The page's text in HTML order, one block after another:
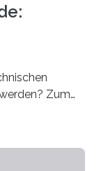
Zum
für